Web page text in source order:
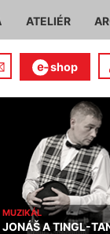
ATELIÉR
shop
A TINGL-TANGL